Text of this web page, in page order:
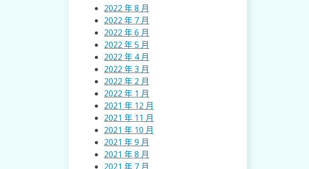
2022 年 8 月
2022 年 7 月
2022 年 6 月
2022 年 5 月
2022 年 4 月
2022 年 3 月
2022 年 2 月
2022 年 1 月
2021 年 12 月
2021 年 11 月
2021 年 10 月
2021 年 9 月
2021 年 8 月
2021 年 7 月